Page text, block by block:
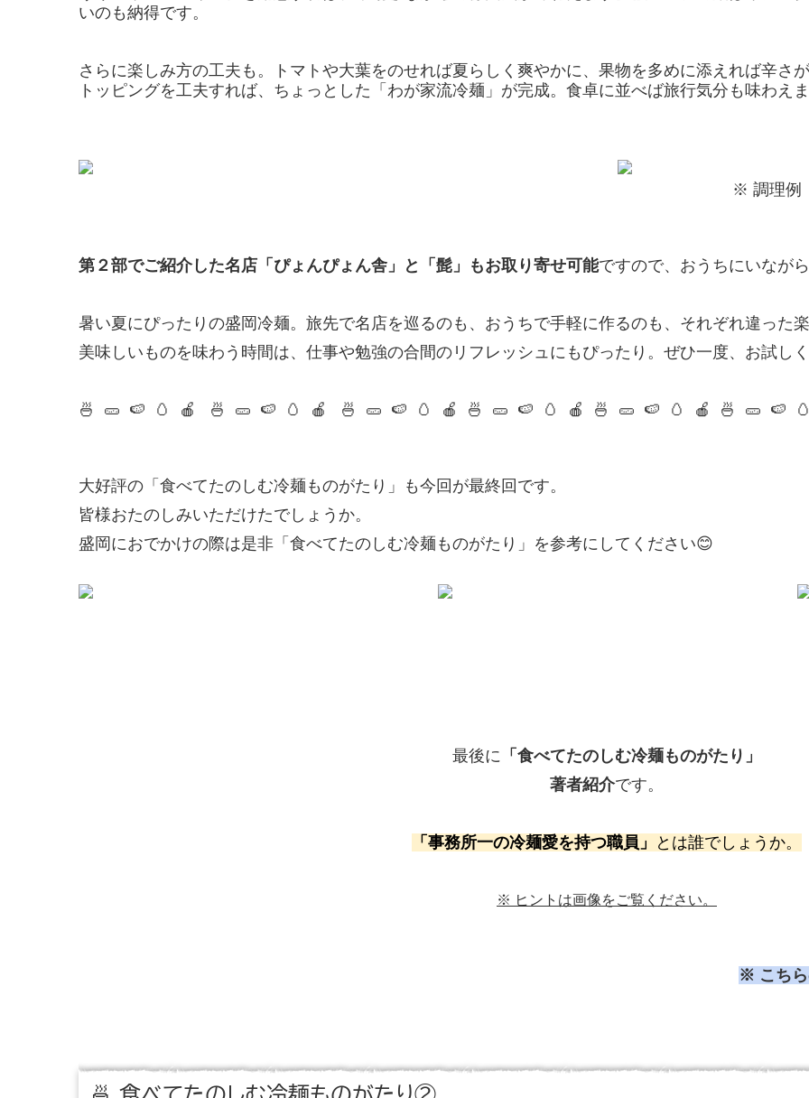
いのも納得です。
さらに楽しみ方の工夫も。トマトや大葉をのせれば夏らしく爽やかに、果物を多めに添えれば辛さ
トッピングを工夫すれば、ちょっとした「わが家流冷麺」が完成。食卓に並べば旅行気分も味わえ
※ 調理例
第２部でご紹介した名店「ぴょんぴょん舎」と「髭」もお取り寄せ可能ですので、おうちにいなが
暑い夏にぴったりの盛岡冷麺。旅先で名店を巡るのも、おうちで手軽に作るのも、それぞれ違った
美味しいものを味わう時間は、仕事や勉強の合間のリフレッシュにもぴったり。ぜひ一度、お試し
🍜 🥒 🍉 🥚 🍎 🍜 🥒 🍉 🥚 🍎 🍜 🥒 🍉 🥚 🍎 🍜 🥒 🍉 🥚 🍎 🍜 🥒 🍉 🥚 🍎 🍜 🥒 🍉
大好評の「食べてたのしむ冷麺ものがたり」も今回が最終回です。
皆様おたのしみいただけたでしょうか。
盛岡におでかけの際は是非「食べてたのしむ冷麺ものがたり」を参考にしてください😊
最後に 「食べてたのしむ冷麺ものがたり」
著者紹介です。
「事務所一の冷麺愛を持つ職員」 とは誰でしょうか。
※ ヒントは画像をご覧ください。
※ こちら
🍜 食べてたのしむ冷麺ものがたり②